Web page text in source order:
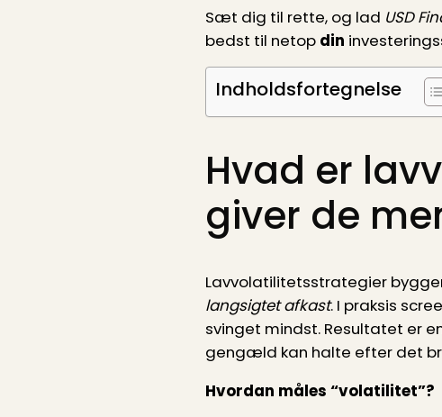
Sæt dig til rette, og lad USD
bedst til netop din
Indholdsfortegnelse
Hvad er
giver de
Lavvolatilitetsstrategier
langsigtet afkast. I praksis
svinget mindst. Resultatet er
gengæld kan halte efter det
Hvordan måles “volatilitet”?